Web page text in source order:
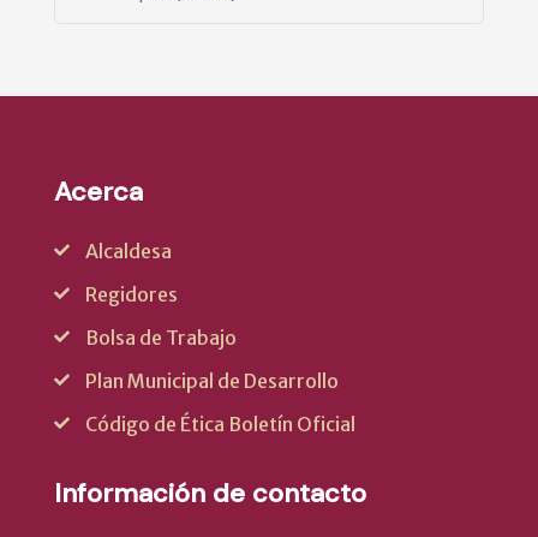
Acerca
Alcaldesa
Regidores
Bolsa de Trabajo
Plan Municipal de Desarrollo
Código de Ética Boletín Oficial
Información de contacto